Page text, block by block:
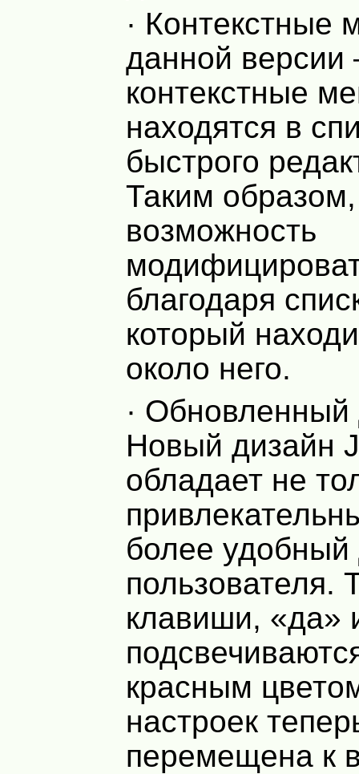
· Контекстные
данной версии
контекстные
находятся в
быстрого
Таким
возможность
благодаря
который
около него.
· Обновленный
Новый дизайн
обладает не
более удобный
пользователя.
клавиши, «да»
красным
настроек
перемещена к